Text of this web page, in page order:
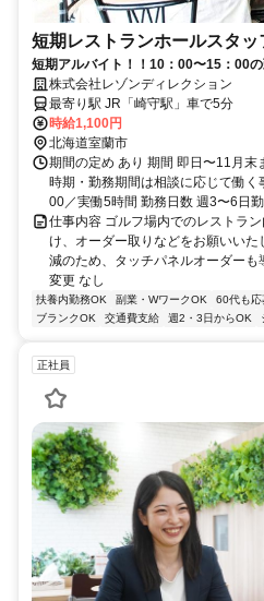
短期レストランホールスタッ
短期アルバイト！！10：00〜15：00の
株式会社レゾンディレクション
最寄り駅 JR「崎守駅」車で5分
時給1,100円
北海道室蘭市
期間の定め あり 期間 即日〜11月
時期・勤務期間は相談に応じて働く
00／実働5時間 勤務日数 週3〜6日
仕事内容 ゴルフ場内でのレストラ
け、オーダー取りなどをお願いい
減のため、タッチパネルオーダー
変更 なし
扶養内勤務OK 副業・WワークOK 60代も応
ブランクOK
交通費支給 週2・3日からOK
正社員